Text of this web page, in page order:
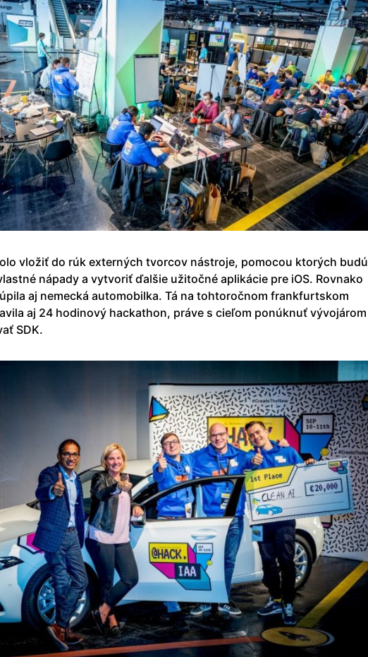
vložiť do rúk externých tvorcov nástroje, pomocou ktorých budú
nápady a vytvoriť ďalšie užitočné aplikácie pre iOS. Rovnako
aj nemecká automobilka. Tá na tohtoročnom frankfurtskom
aj 24 hodinový hackathon, práve s cieľom ponúknuť vývojárom
SDK.